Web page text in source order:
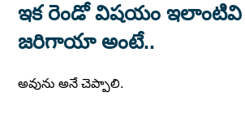
ఇక రెండో విషయం
జరిగాయా అంటే..
అవును అనే చెప్పాలి.